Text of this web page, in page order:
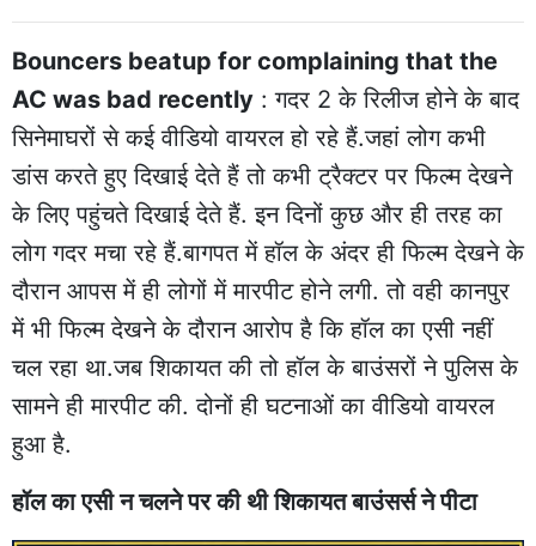
Bouncers beatup for complaining that the
AC was bad recently : गदर 2 के रिलीज होने के बाद
सिनेमाघरों से कई वीडियो वायरल हो रहे हैं.जहां लोग कभी
डांस करते हुए दिखाई देते हैं तो कभी ट्रैक्टर पर फिल्म देखने
के लिए पहुंचते दिखाई देते हैं. इन दिनों कुछ और ही तरह का
लोग गदर मचा रहे हैं.बागपत में हॉल के अंदर ही फिल्म देखने के
दौरान आपस में ही लोगों में मारपीट होने लगी. तो वही कानपुर
में भी फिल्म देखने के दौरान आरोप है कि हॉल का एसी नहीं
चल रहा था.जब शिकायत की तो हॉल के बाउंसरों ने पुलिस के
सामने ही मारपीट की. दोनों ही घटनाओं का वीडियो वायरल
हुआ है.
हॉल का एसी न चलने पर की थी शिकायत बाउंसर्स ने पीटा